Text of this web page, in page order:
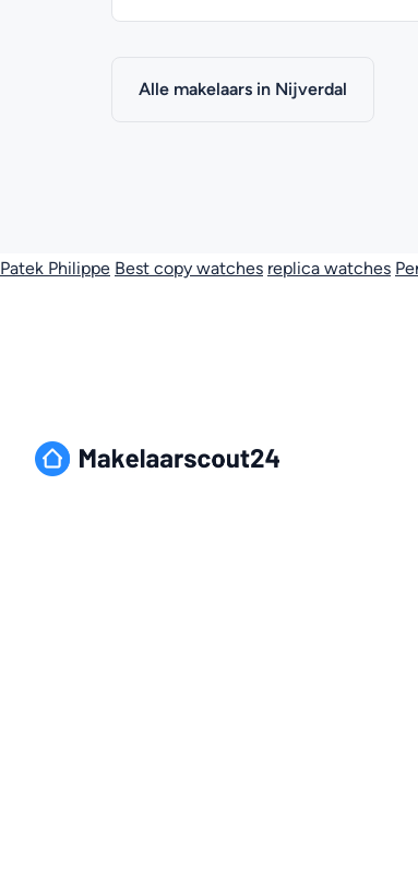
Alle makelaars in Nijverdal
Patek Philippe Best copy watches replica watches